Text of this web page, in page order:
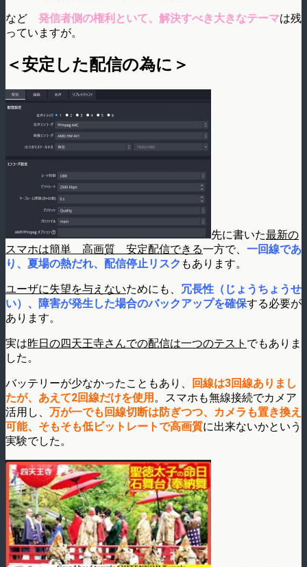
など 発信者側の権利といて、解決すべき大きなテーマは残
っていますが。
＜安定した配信の為に＞
先に書いた最新の
スマホは簡単 高画質 安定配信できる一方で、 一回線であ
り、夏場の熱だれ、配信停止リスク もあります。
ユーザに失望を与えないためにも、 冗長性（じょうちょうせ
い）、障害が発生した場合のバックアップを確保する必要が
あります。
実は昨日の四天王寺さんでの配信は一つのテスト でもありま
した。
バッテリーが少なかったこともあり、
回線は3回線ありまし
たが、あえて2回線だけを使用 。スマホも無線接続でカメア
活用し、 万が一でも回線切断は防ぎつつ、カメラも置き換え
可能、そもそも低ビットレートで高画質に出来ないかという
実験でした。